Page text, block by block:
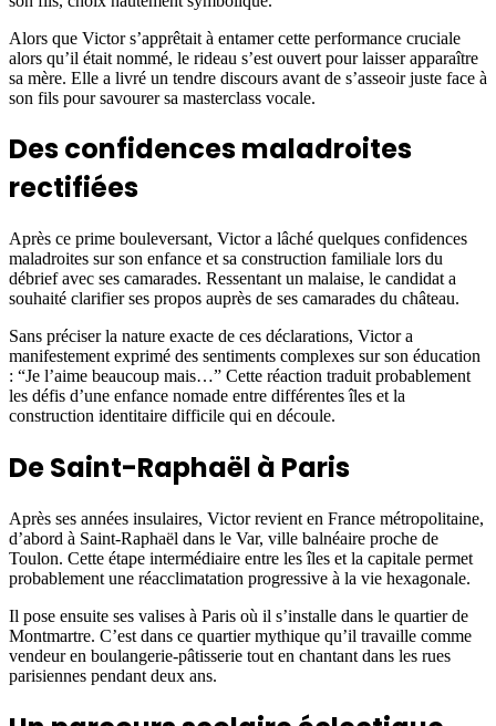
Alors que Victor s’apprêtait à entamer cette performance cruciale
alors qu’il était nommé, le rideau s’est ouvert pour laisser apparaître
sa mère. Elle a livré un tendre discours avant de s’asseoir juste face à
son fils pour savourer sa masterclass vocale.
Des confidences maladroites
rectifiées
Après ce prime bouleversant, Victor a lâché quelques confidences
maladroites sur son enfance et sa construction familiale lors du
débrief avec ses camarades. Ressentant un malaise, le candidat a
souhaité clarifier ses propos auprès de ses camarades du château.
Sans préciser la nature exacte de ces déclarations, Victor a
manifestement exprimé des sentiments complexes sur son éducation
: “Je l’aime beaucoup mais…” Cette réaction traduit probablement
les défis d’une enfance nomade entre différentes îles et la
construction identitaire difficile qui en découle.
De Saint-Raphaël à Paris
Après ses années insulaires, Victor revient en France métropolitaine,
d’abord à Saint-Raphaël dans le Var, ville balnéaire proche de
Toulon. Cette étape intermédiaire entre les îles et la capitale permet
probablement une réacclimatation progressive à la vie hexagonale.
Il pose ensuite ses valises à Paris où il s’installe dans le quartier de
Montmartre. C’est dans ce quartier mythique qu’il travaille comme
vendeur en boulangerie-pâtisserie tout en chantant dans les rues
parisiennes pendant deux ans.